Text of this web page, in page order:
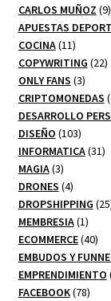
CARLOS MUÑOZ 99
APUESTAS
COCINA 1111
COPYWRITING 2222
ONLY FANS 33
CRIPTOMONEDAS
DESARROLLO
DISEÑO 103103
INFORMATICA 3131
MAGIA 33
productos
DRONES 44
DROPSHIPPING 25
MEMBRESIA 11
ECOMMERCE 4040
EMBUDOS Y
EMPRENDIMIENTO
FACEBOOK 7878